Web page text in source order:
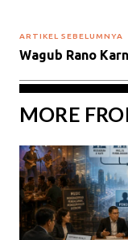
ARTIKEL SEBELUMNYA
Wagub Rano
MORE